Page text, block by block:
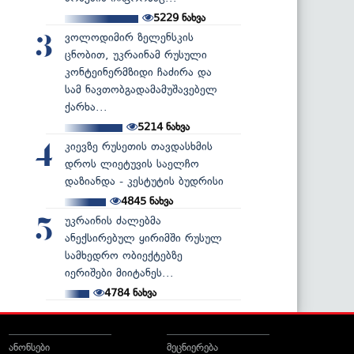
5229 ნახვა
3
ვოლოდიმირ ზელენსკის
ცნობით, უკრაინამ რუსული
კონტეინერმზიდი ჩაძირა და
სამ ნავთობგადამამუშავებელ
ქარხა...
5214ნახვა
4
კიევზე რუსეთის თავდასხმის
დროს ლიეტუვის საელჩო
დაზიანდა - კესტუტის ბუდრისი
4845ნახვა
5
უკრაინის ძალებმა
ანექსირებულ ყირიმში რუსულ
სამხედრო ობიექტებზე
იერიშები მიიტანეს...
4784ნახვა
ანონსები მეცნიერება